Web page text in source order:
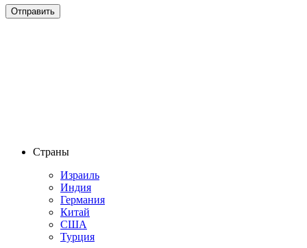
Страны
Израиль
Индия
Германия
Китай
США
Турция